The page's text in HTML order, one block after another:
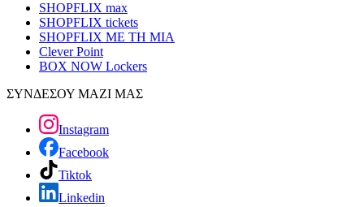
SHOPFLIX max
SHOPFLIX tickets
SHOPFLIX ΜΕ ΤΗ ΜΙΑ
Clever Point
BOX NOW Lockers
ΣΥΝΔΕΣΟΥ ΜΑΖΙ ΜΑΣ
Instagram
Facebook
Tiktok
Linkedin